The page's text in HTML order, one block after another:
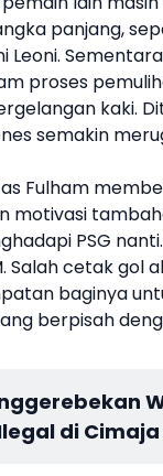
panjang,
Leoni.
proses
kaki.
semakin
Fulham
motivasi
PSG
Salah cetak gol
baginya
berpisah
di